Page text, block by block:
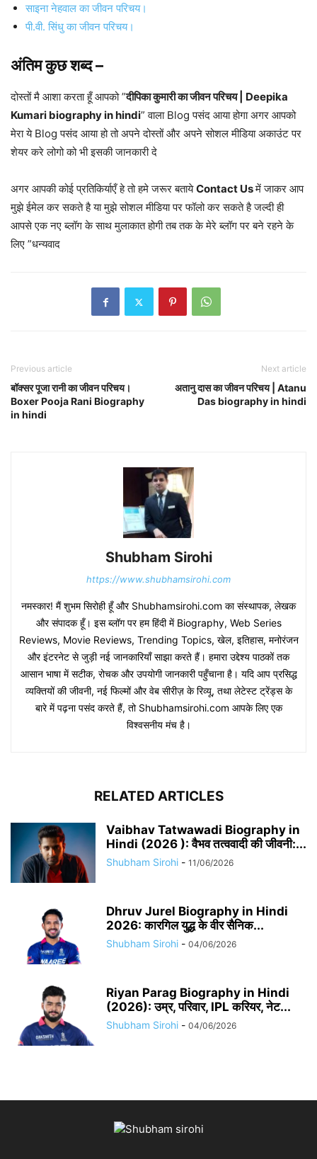
साइना नेहवाल का जीवन परिचय।
पी.वी. सिंधु का जीवन परिचय।
अंतिम कुछ शब्द –
दोस्तों मै आशा करता हूँ आपको ”दीपिका कुमारी का जीवन परिचय | Deepika
Kumari biography in hindi” वाला Blog पसंद आया होगा अगर आपको
मेरा ये Blog पसंद आया हो तो अपने दोस्तों और अपने सोशल मीडिया अकाउंट पर
शेयर करे लोगो को भी इसकी जानकारी दे
अगर आपकी कोई प्रतिकिर्याएँ हे तो हमे जरूर बतायेContact Usमें जाकर आप
मुझे ईमेल कर सकते है या मुझे सोशल मीडिया पर फॉलो कर सकते है जल्दी ही
आपसे एक नए ब्लॉग के साथ मुलाकात होगी तब तक के मेरे ब्लॉग पर बने रहने के
लिए ”धन्यवाद
Previous article
बॉक्सर पूजा रानी का जीवन परिचय।
Boxer Pooja Rani Biography
in hindi
Next article
अतानु दास का जीवन परिचय | Atanu
Das biography in hindi
Shubham Sirohi
https://www.shubhamsirohi.com
नमस्कार! मैं शुभम सिरोही हूँ और Shubhamsirohi.com का संस्थापक, लेखक
और संपादक हूँ। इस ब्लॉग पर हम हिंदी में Biography, Web Series
Reviews, Movie Reviews, Trending Topics, खेल, इतिहास, मनोरंजन
और इंटरनेट से जुड़ी नई जानकारियाँ साझा करते हैं। हमारा उद्देश्य पाठकों तक
आसान भाषा में सटीक, रोचक और उपयोगी जानकारी पहुँचाना है। यदि आप प्रसिद्ध
व्यक्तियों की जीवनी, नई फिल्मों और वेब सीरीज़ के रिव्यू, तथा लेटेस्ट ट्रेंड्स के
बारे में पढ़ना पसंद करते हैं, तो Shubhamsirohi.com आपके लिए एक
विश्वसनीय मंच है।
RELATED ARTICLES
Vaibhav Tatwawadi Biography in
Hindi (2026 ): वैभव तत्ववादी की जीवनी:...
Shubham Sirohi - 11/06/2026
Dhruv Jurel Biography in Hindi
2026: कारगिल युद्ध के वीर सैनिक...
Shubham Sirohi - 04/06/2026
Riyan Parag Biography in Hindi
(2026): उम्र, परिवार, IPL करियर, नेट...
Shubham Sirohi - 04/06/2026